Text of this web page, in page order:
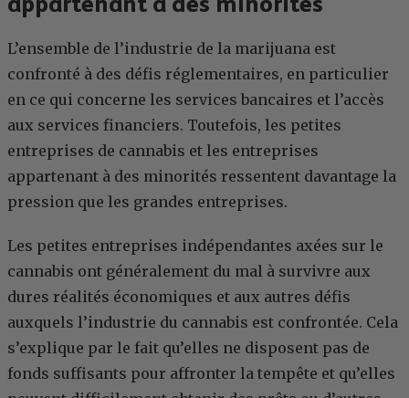
L’ensemble de l’industrie de la marijuana est
confronté à des défis réglementaires, en particulier
en ce qui concerne les services bancaires et l’accès
aux services financiers. Toutefois, les petites
entreprises de cannabis et les entreprises
appartenant à des minorités ressentent davantage la
pression que les grandes entreprises.
Les petites entreprises indépendantes axées sur le
cannabis ont généralement du mal à survivre aux
dures réalités économiques et aux autres défis
auxquels l’industrie du cannabis est confrontée. Cela
s’explique par le fait qu’elles ne disposent pas de
fonds suffisants pour affronter la tempête et qu’elles